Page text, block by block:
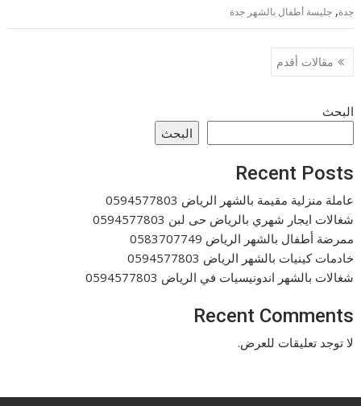
جدة,جليسة أطفال بالشهر جدة
تصفّح
المقالات
مقالات أقدم
البحث
البحث
Recent Posts
عاملة منزلية مقيمة بالشهر الرياض 0594577803
شغالات ايجار شهري بالرياض حى لبن 0594577803
ممرضة أطفال بالشهر الرياض 0583707749
خادمات كينيات بالشهر الرياض 0594577803
شغالات بالشهر اندونيسيات في الرياض 0594577803
Recent Comments
لا توجد تعليقات للعرض.